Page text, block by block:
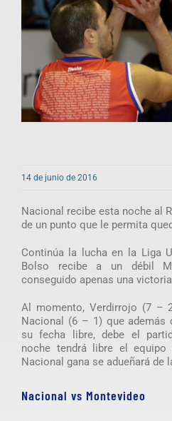
14 de junio de 2016
Nacional recibe esta noche al
de un punto que le permita
Continúa la lucha en la Liga
Bolso recibe a un débil
conseguido apenas una
Al momento, Verdirrojo (7 –
Nacional (6 – 1) que además
su fecha libre, debe el
noche tendrá libre el
Nacional gana se adueñará de
Nacional vs Montevideo